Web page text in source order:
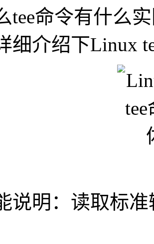
tee命令有什么
细介绍下Linux
明：读取标准